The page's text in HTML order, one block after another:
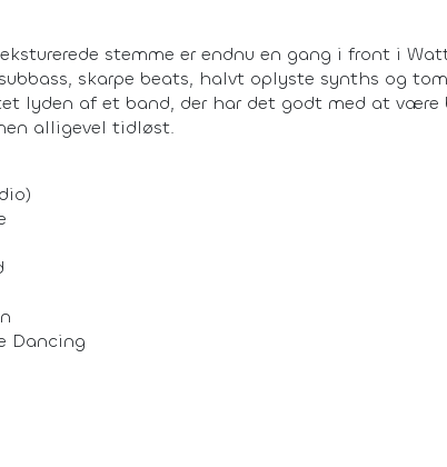
stemme er endnu en gang i front i
skarpe beats, halvt oplyste synths og
lyden af et band, der har det godt med at være
alligevel tidløst.
Dancing